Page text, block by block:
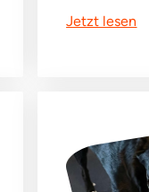
Jetzt lesen